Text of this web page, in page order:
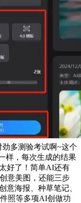
多测验考试啊~这个
样，每次生成的结果
好了！简单AI还有
意美图，还能三步
意海报、种草笔记、
照等多项AI创做功